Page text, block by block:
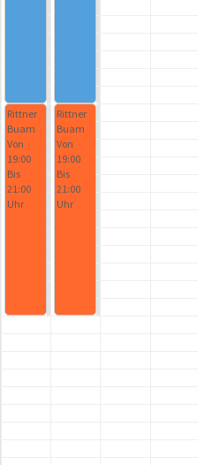
Rittner
Buam
Von
19:00
Bis
21:00
Uhr
Rittner
Buam
Von
19:00
Bis
21:00
Uhr